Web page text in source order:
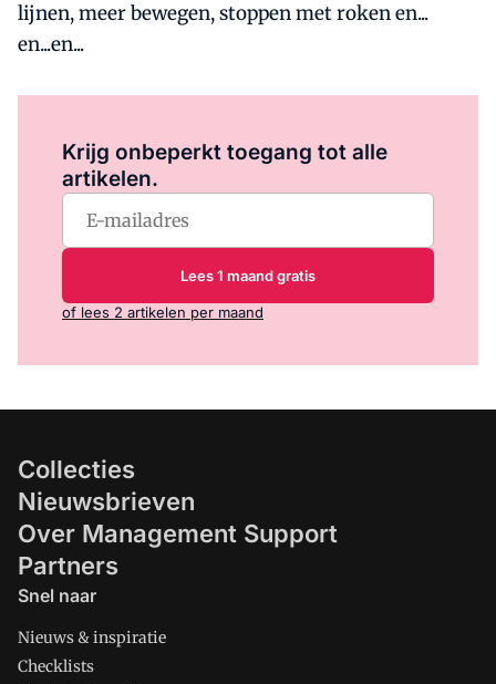
lijnen, meer bewegen, stoppen met roken en...
en...en...
Krijg onbeperkt toegang tot alle
artikelen.
Lees 1 maand gratis
of lees 2 artikelen per maand
Collecties
Nieuwsbrieven
Over Management Support
Partners
Snel naar
Nieuws & inspiratie
Checklists